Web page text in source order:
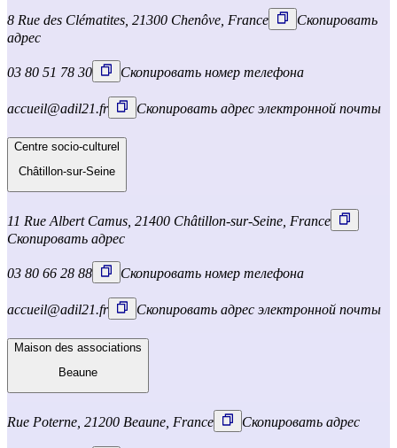
8 Rue des Clématites, 21300 Chenôve, France
Скопировать
адрес
03 80 51 78 30 Скопировать номер телефона
accueil@adil21.fr Скопировать адрес электронной почты
Centre socio-culturel
Châtillon-sur-Seine
11 Rue Albert Camus, 21400 Châtillon-sur-Seine, France
Скопировать адрес
03 80 66 28 88 Скопировать номер телефона
accueil@adil21.fr Скопировать адрес электронной почты
Maison des associations
Beaune
Rue Poterne, 21200 Beaune, France Скопировать адрес